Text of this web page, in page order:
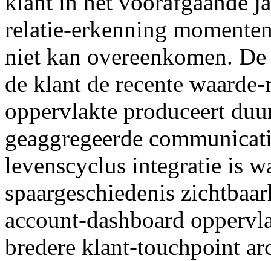
relatie-erkenning
niet kan overeenkomen.
de klant de recente
oppervlakte produceert
geaggregeerde
levenscyclus integratie is
spaargeschiedenis
account-dashboard
bredere klant-touchpoint